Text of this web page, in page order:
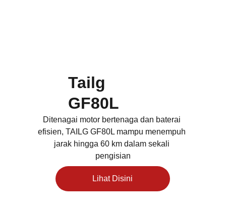
Tailg
GF80L
Lihat Disini
Ditenagai motor bertenaga dan baterai
efisien, TAILG GF80L mampu menempuh
jarak hingga 60 km dalam sekali
pengisian